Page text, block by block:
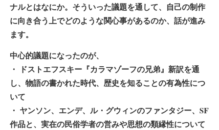
ナルとはなにか。そういった議題を通して、自己の制作
に向き合う上でどのような関心事があるのか、話が進み
ます。
中心的議題になったのが、
・ ドストエフスキー『カラマゾーフの兄弟』新訳を通
し、物語の書かれた時代、歴史を知ることの有為性につ
いて
・ ヤンソン、エンデ、ル・グウィンのファンタジー、SF
作品と、実在の民俗学者の営みや思想の類縁性について